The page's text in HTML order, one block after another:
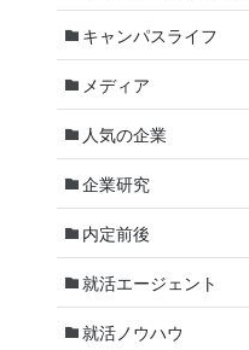
キャンパスライフ
メディア
人気の企業
企業研究
内定前後
就活エージェント
就活ノウハウ